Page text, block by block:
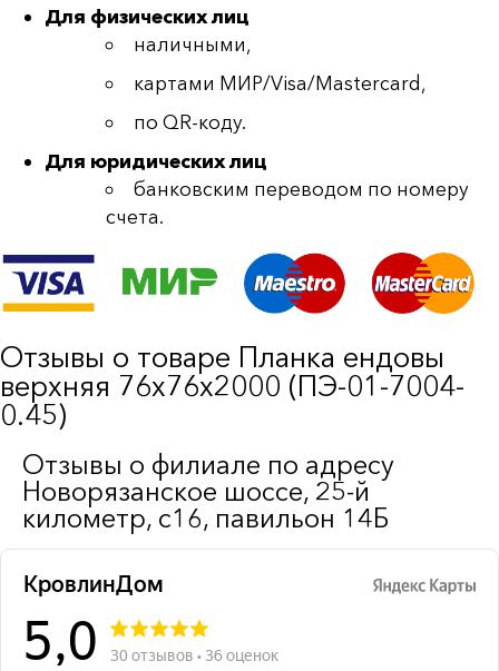
Для физических лиц
наличными,
картами МИР/Visa/Mastercard,
по QR-коду.
Для юридических лиц
банковским переводом по номеру
счета.
Отзывы о товаре Планка ендовы
верхняя 76х76х2000 (ПЭ-01-7004-
0.45)
Отзывы о филиале по адресу
Новорязанское шоссе, 25-й
километр, с16, павильон 14Б